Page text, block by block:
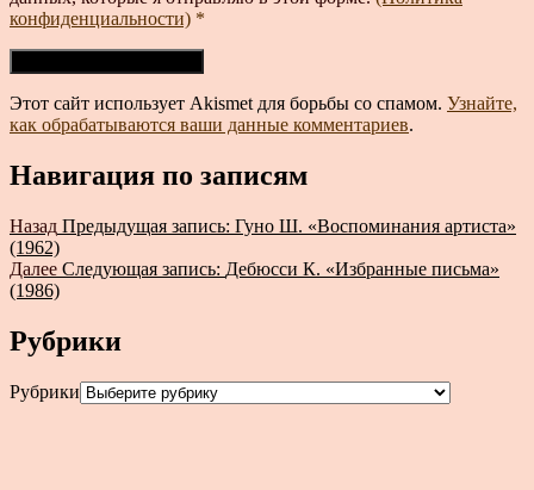
конфиденциальности) *
Этот сайт использует Akismet для борьбы со спамом. Узнайте,
как обрабатываются ваши данные комментариев.
Навигация по записям
Назад Предыдущая запись: Гуно Ш. «Воспоминания артиста»
(1962)
Далее Следующая запись: Дебюсси К. «Избранные письма»
(1986)
Рубрики
Рубрики